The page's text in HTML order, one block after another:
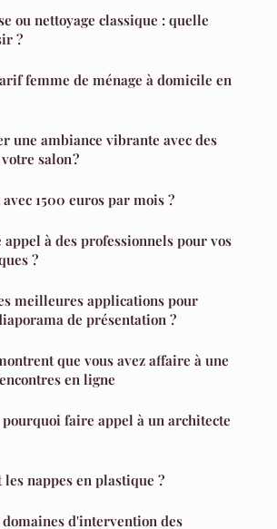
ou nettoyage classique : quelle
?
femme de ménage à domicile en
une ambiance vibrante avec des
salon ?
1500 euros par mois ?
à des professionnels pour vos
?
meilleures applications pour
de présentation ?
que vous avez affaire à une
en ligne
faire appel à un architecte
nappes en plastique ?
d'intervention des